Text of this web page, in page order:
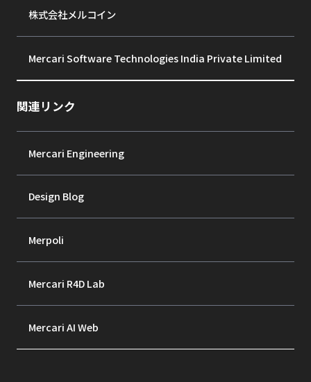
株式会社メルコイン
Mercari Software Technologies India Private Limited
関連リンク
Mercari Engineering
Design Blog
Merpoli
Mercari R4D Lab
Mercari AI Web